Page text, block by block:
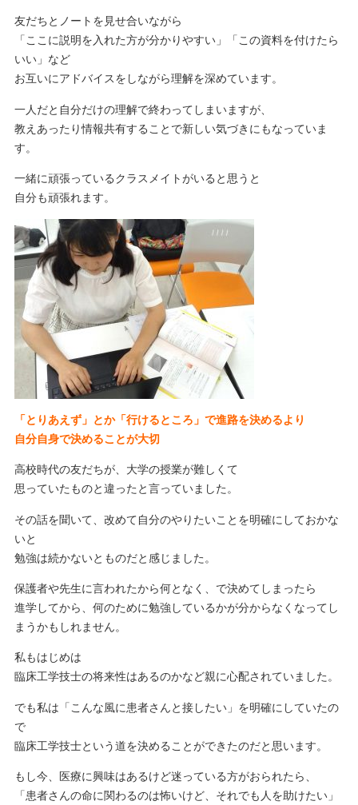
友だちとノートを見せ合いながら
「ここに説明を入れた方が分かりやすい」「この資料を付けたら
いい」など
お互いにアドバイスをしながら理解を深めています。
一人だと自分だけの理解で終わってしまいますが、
教えあったり情報共有することで新しい気づきにもなっていま
す。
一緒に頑張っているクラスメイトがいると思うと
自分も頑張れます。
「とりあえず」とか「行けるところ」で進路を決めるより
自分自身で決めることが大切
高校時代の友だちが、大学の授業が難しくて
思っていたものと違ったと言っていました。
その話を聞いて、改めて自分のやりたいことを明確にしておかな
いと
勉強は続かないとものだと感じました。
保護者や先生に言われたから何となく、で決めてしまったら
進学してから、何のために勉強しているかが分からなくなってし
まうかもしれません。
私もはじめは
臨床工学技士の将来性はあるのかなど親に心配されていました。
でも私は「こんな風に患者さんと接したい」を明確にしていたの
で
臨床工学技士という道を決めることができたのだと思います。
もし今、医療に興味はあるけど迷っている方がおられたら、
「患者さんの命に関わるのは怖いけど、それでも人を助けたい」